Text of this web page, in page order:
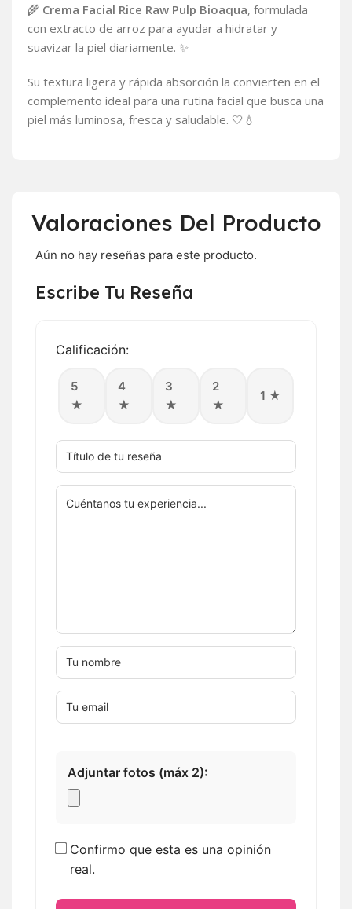
🌾 Crema Facial Rice Raw Pulp Bioaqua, formulada
con extracto de arroz para ayudar a hidratar y
suavizar la piel diariamente. ✨
Su textura ligera y rápida absorción la convierten en el
complemento ideal para una rutina facial que busca una
piel más luminosa, fresca y saludable. 🤍💧
Valoraciones Del Producto
Aún no hay reseñas para este producto.
Escribe Tu Reseña
Calificación:
5
★
4
★
3
★
2
★
1 ★
Adjuntar fotos (máx 2):
Confirmo que esta es una opinión
real.